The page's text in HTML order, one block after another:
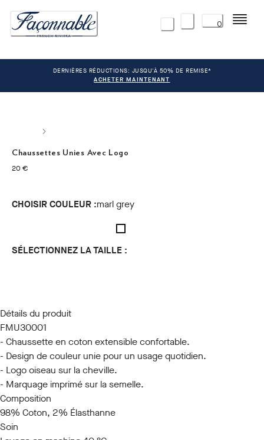
0 Menu
DERNIÈRES RÉDUCTIONS: JUSQU'À 50% DE REMISE*
ACHETER MAINTENANT
Chaussettes Unies Avec Logo
20 €
current price 20 €
CHOISIR COULEUR :marl grey
SÉLECTIONNEZ LA TAILLE :
Détails du produit
FMU30001
- Chaussette en coton extensible confortable.
- Design de couleur unie pour un usage quotidien.
- Logo oiseau sur la cheville.
- Marquage imprimé sur la semelle.
Composition
98% Coton, 2% Élasthanne
Soin